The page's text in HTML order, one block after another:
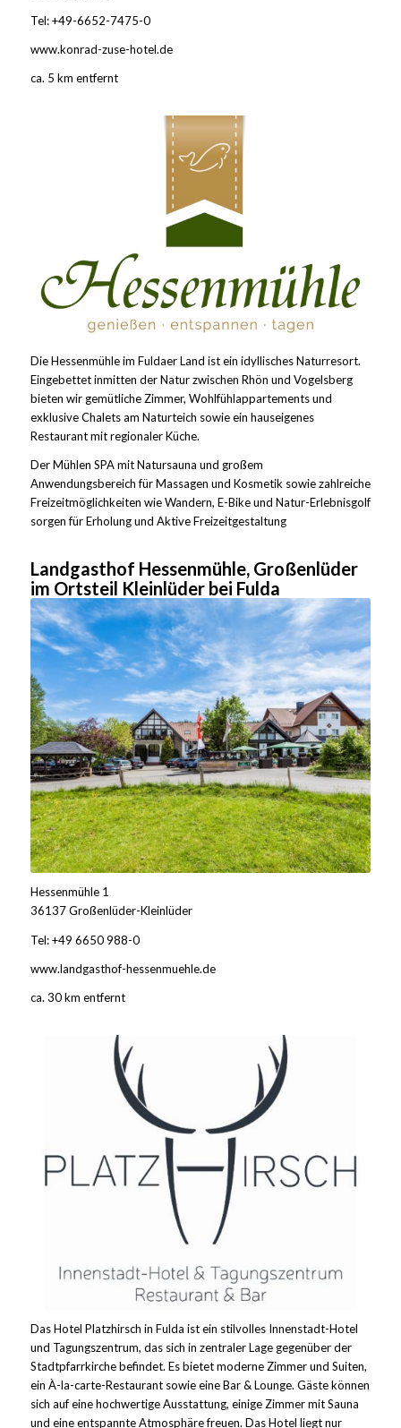
Tel: +49-6652-7475-0
www.konrad-zuse-hotel.de
ca. 5 km entfernt
Die Hessenmühle im Fuldaer Land ist ein idyllisches Naturresort.
Eingebettet inmitten der Natur zwischen Rhön und Vogelsberg
bieten wir gemütliche Zimmer, Wohlfühlappartements und
exklusive Chalets am Naturteich sowie ein hauseigenes
Restaurant mit regionaler Küche.
Der Mühlen SPA mit Natursauna und großem
Anwendungsbereich für Massagen und Kosmetik sowie zahlreiche
Freizeitmöglichkeiten wie Wandern, E-Bike und Natur-Erlebnisgolf
sorgen für Erholung und Aktive Freizeitgestaltung
Landgasthof Hessenmühle, Großenlüder
im Ortsteil Kleinlüder bei Fulda
Hessenmühle 1
36137 Großenlüder-Kleinlüder
Tel: +49 6650 988-0
www.landgasthof-hessenmuehle.de
ca. 30 km entfernt
Das Hotel Platzhirsch in Fulda ist ein stilvolles Innenstadt-Hotel
und Tagungszentrum, das sich in zentraler Lage gegenüber der
Stadtpfarrkirche befindet. Es bietet moderne Zimmer und Suiten,
ein À-la-carte-Restaurant sowie eine Bar & Lounge. Gäste können
sich auf eine hochwertige Ausstattung, einige Zimmer mit Sauna
und eine entspannte Atmosphäre freuen. Das Hotel liegt nur